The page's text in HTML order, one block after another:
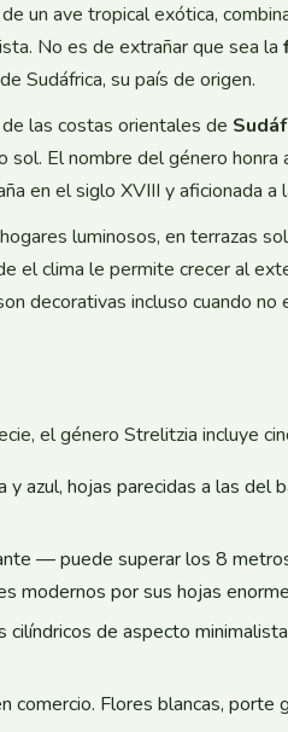
un ave tropical exótica,
No es de extrañar que sea la
Sudáfrica, su país de origen.
las costas orientales de
El nombre del género honra
en el siglo XVIII y aficionada a
luminosos, en terrazas
el clima le permite crecer al
decorativas incluso cuando no
el género Strelitzia incluye
y azul, hojas parecidas a las del
— puede superar los 8
modernos por sus hojas
de aspecto
comercio. Flores blancas, porte